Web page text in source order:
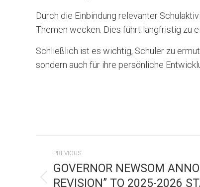
Durch die Einbindung relevanter
Themen wecken. Dies führt langfristig zu
Schließlich ist es wichtig, Schüler zu
sondern auch für ihre persönliche
POST
NAVIGATION
PREVIOUS
Previous
GOVERNOR NEWSOM
REVISION” TO 2025-2026